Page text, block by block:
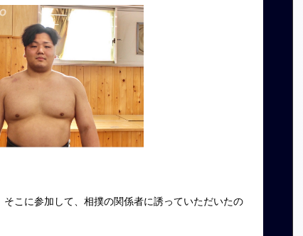
こに参加して、相撲の関係者に誘っていただいたの